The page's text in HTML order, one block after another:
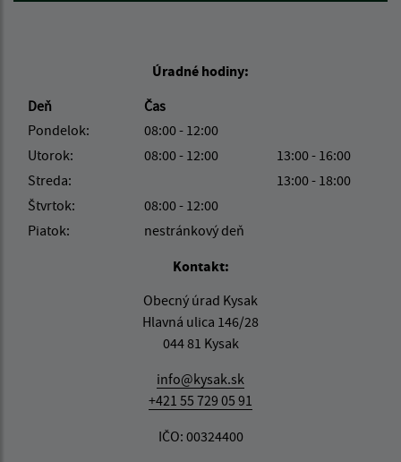
Úradné hodiny:
Deň
Čas
Pondelok:
08:00 - 12:00
Utorok:
08:00 - 12:00
13:00 - 16:00
Streda:
13:00 - 18:00
Štvrtok:
08:00 - 12:00
Piatok:
nestránkový deň
Kontakt:
Obecný úrad Kysak
Hlavná ulica 146/28
044 81 Kysak
info@kysak.sk
+421 55 729 05 91
IČO: 00324400